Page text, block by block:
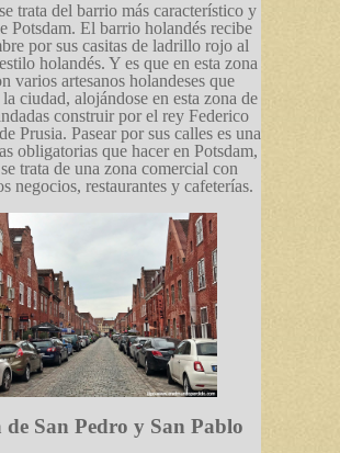
trata del barrio más característico y
Potsdam. El barrio holandés recibe
por sus casitas de ladrillo rojo al
holandés. Y es que en esta zona
varios artesanos holandeses que
ciudad, alojándose en esta zona de
construir por el rey Federico
Prusia. Pasear por sus calles es una
obligatorias que hacer en Potsdam,
trata de una zona comercial con
negocios, restaurantes y cafeterías.
de San Pedro y San Pablo